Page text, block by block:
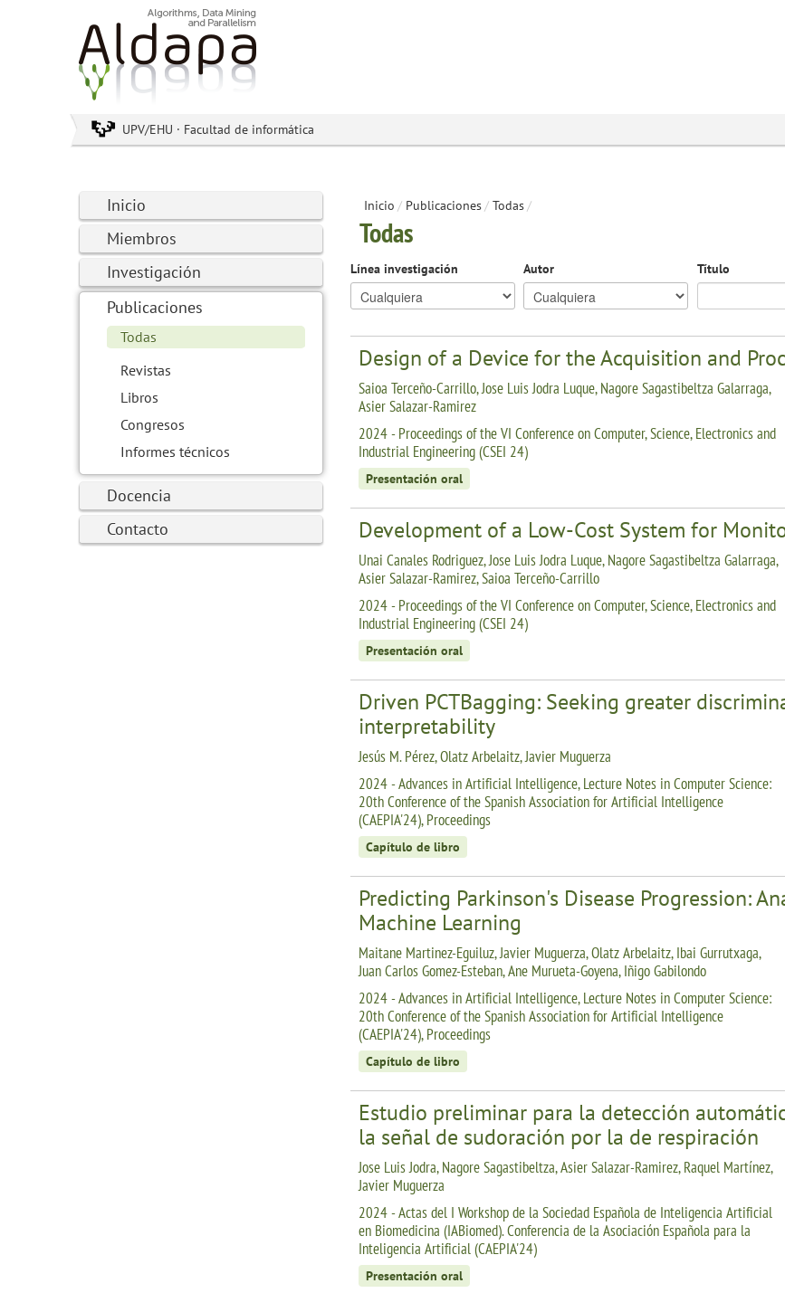
UPV/EHU · Facultad de informática
Inicio
Miembros
Investigación
Publicaciones
Todas
Revistas
Libros
Congresos
Informes técnicos
Docencia
Contacto
Inicio / Publicaciones/ Todas/
Todas
Línea investigación Autor Título
Design of a Device for the Acquisition and
Saioa Terceño-Carrillo, Jose Luis Jodra Luque, Nagore Sagastibeltza Galarraga,
Asier Salazar-Ramirez
2024 - Proceedings of the VI Conference on Computer, Science, Electronics and
Industrial Engineering (CSEI 24)
Presentación oral
Development of a Low-Cost System for
Unai Canales Rodriguez, Jose Luis Jodra Luque, Nagore Sagastibeltza Galarraga,
Asier Salazar-Ramirez, Saioa Terceño-Carrillo
2024 - Proceedings of the VI Conference on Computer, Science, Electronics and
Industrial Engineering (CSEI 24)
Presentación oral
Driven PCTBagging: Seeking greater
interpretability
Jesús M. Pérez, Olatz Arbelaitz, Javier Muguerza
2024 - Advances in Artificial Intelligence, Lecture Notes in Computer Science:
20th Conference of the Spanish Association for Artificial Intelligence
(CAEPIA'24), Proceedings
Capítulo de libro
Predicting Parkinson's Disease Progression:
Machine Learning
Maitane Martinez-Eguiluz, Javier Muguerza, Olatz Arbelaitz, Ibai Gurrutxaga,
Juan Carlos Gomez-Esteban, Ane Murueta-Goyena, Iñigo Gabilondo
2024 - Advances in Artificial Intelligence, Lecture Notes in Computer Science:
20th Conference of the Spanish Association for Artificial Intelligence
(CAEPIA'24), Proceedings
Capítulo de libro
Estudio preliminar para la detección
la señal de sudoración por la de respiración
Jose Luis Jodra, Nagore Sagastibeltza, Asier Salazar-Ramirez, Raquel Martínez,
Javier Muguerza
2024 - Actas del I Workshop de la Sociedad Española de Inteligencia Artificial
en Biomedicina (IABiomed). Conferencia de la Asociación Española para la
Inteligencia Artificial (CAEPIA'24)
Presentación oral